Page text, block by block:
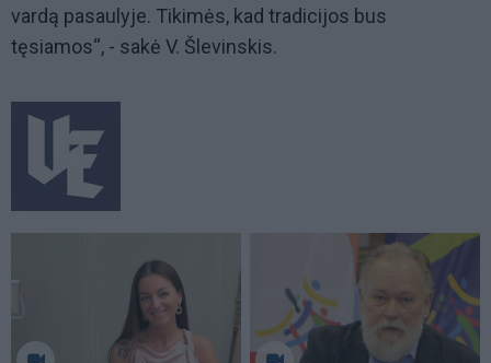
vardą pasaulyje. Tikimės, kad tradicijos bus
tęsiamos“, - sakė V. Šlevinskis.